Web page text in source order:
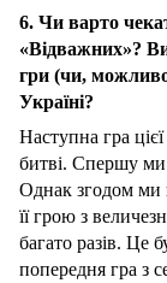
6. Чи варто
«Відважних»?
гри (чи,
Україні?
Наступна гра
битві. Спершу ми
Однак згодом ми
її грою з
багато разів. Це
попередня гра з